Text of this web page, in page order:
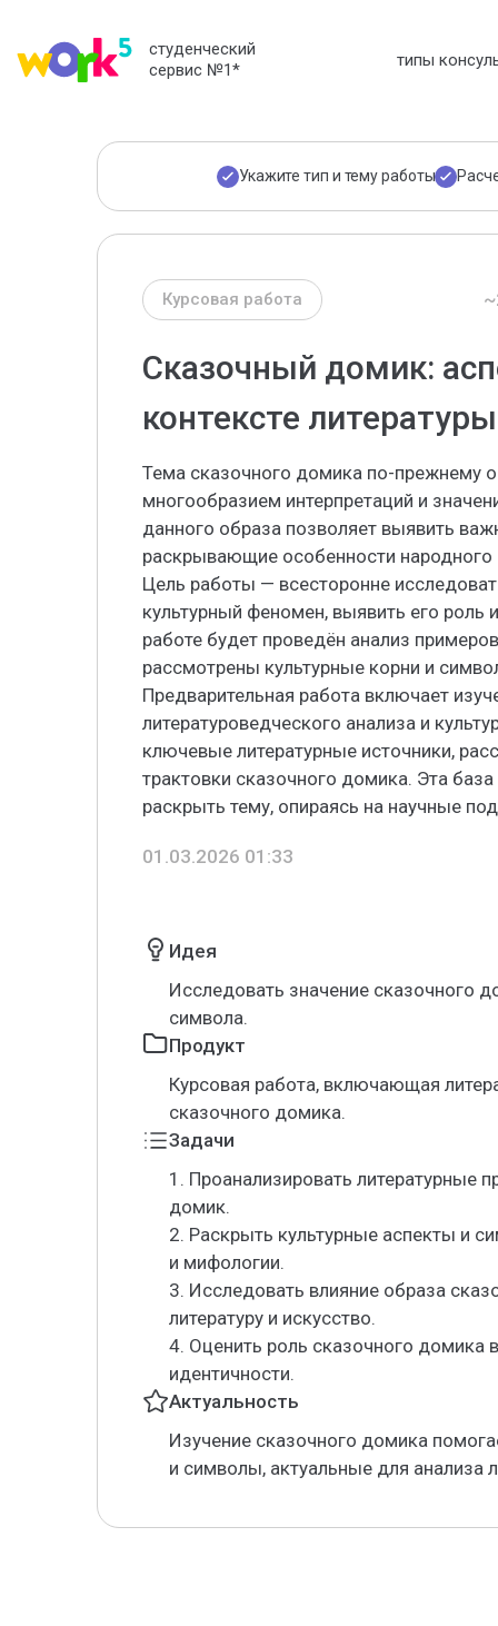
студенческий
сервис №1* типы
Укажите тип и тему работы
Курсовая работа
Сказочный домик:
контексте
Тема сказочного домика по-прежнему
многообразием интерпретаций и
данного образа позволяет выявить
раскрывающие особенности народного
Цель работы — всесторонне
культурный феномен, выявить его роль
работе будет проведён анализ
рассмотрены культурные корни и
Предварительная работа включает
литературоведческого анализа и
ключевые литературные источники,
трактовки сказочного домика. Эта
раскрыть тему, опираясь на научные
01.03.2026 01:33
Идея
Исследовать значение сказочного
символа.
Продукт
Курсовая работа, включающая
сказочного домика.
Задачи
1. Проанализировать литературные
домик.
2. Раскрыть культурные аспекты и
и мифологии.
3. Исследовать влияние образа
литературу и искусство.
4. Оценить роль сказочного домика
идентичности.
Актуальность
Изучение сказочного домика
и символы, актуальные для анализа